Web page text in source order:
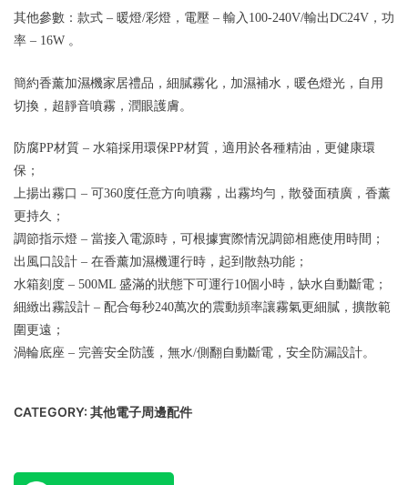
其他參數：款式 – 暖燈/彩燈，電壓 – 輸入100-240V/輸出DC24V，功
率 – 16W 。
簡約香薰加濕機家居禮品，細膩霧化，加濕補水，暖色燈光，自用
切換，超靜音噴霧，潤眼護膚。
防腐PP材質 – 水箱採用環保PP材質，適用於各種精油，更健康環
保；
上揚出霧口 – 可360度任意方向噴霧，出霧均勻，散發面積廣，香薰
更持久；
調節指示燈 – 當接入電源時，可根據實際情況調節相應使用時間；
出風口設計 – 在香薰加濕機運行時，起到散熱功能；
水箱刻度 – 500ML 盛滿的狀態下可運行10個小時，缺水自動斷電；
細緻出霧設計 – 配合每秒240萬次的震動頻率讓霧氣更細膩，擴散範
圍更遠；
渦輪底座 – 完善安全防護，無水/側翻自動斷電，安全防漏設計。
CATEGORY: 其他電子周邊配件